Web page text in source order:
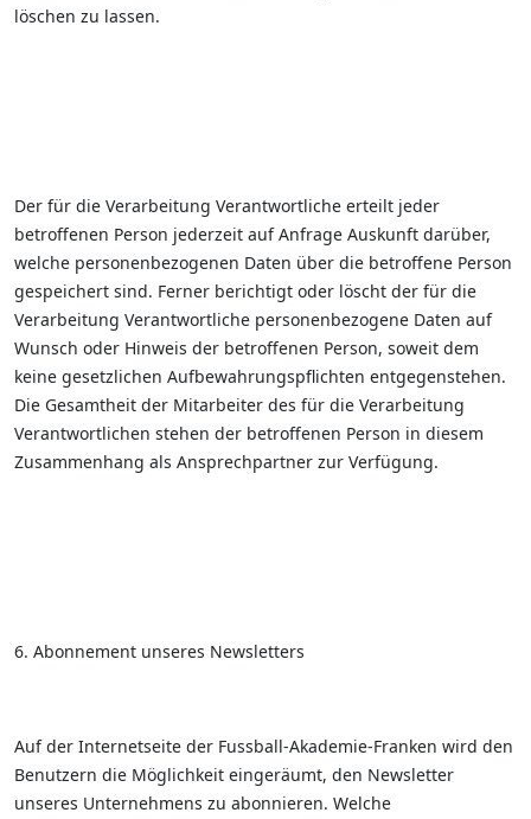
löschen zu lassen.
Der für die Verarbeitung Verantwortliche erteilt jeder
betroffenen Person jederzeit auf Anfrage Auskunft darüber,
welche personenbezogenen Daten über die betroffene Person
gespeichert sind. Ferner berichtigt oder löscht der für die
Verarbeitung Verantwortliche personenbezogene Daten auf
Wunsch oder Hinweis der betroffenen Person, soweit dem
keine gesetzlichen Aufbewahrungspflichten entgegenstehen.
Die Gesamtheit der Mitarbeiter des für die Verarbeitung
Verantwortlichen stehen der betroffenen Person in diesem
Zusammenhang als Ansprechpartner zur Verfügung.
6. Abonnement unseres Newsletters
Auf der Internetseite der Fussball-Akademie-Franken wird den
Benutzern die Möglichkeit eingeräumt, den Newsletter
unseres Unternehmens zu abonnieren. Welche